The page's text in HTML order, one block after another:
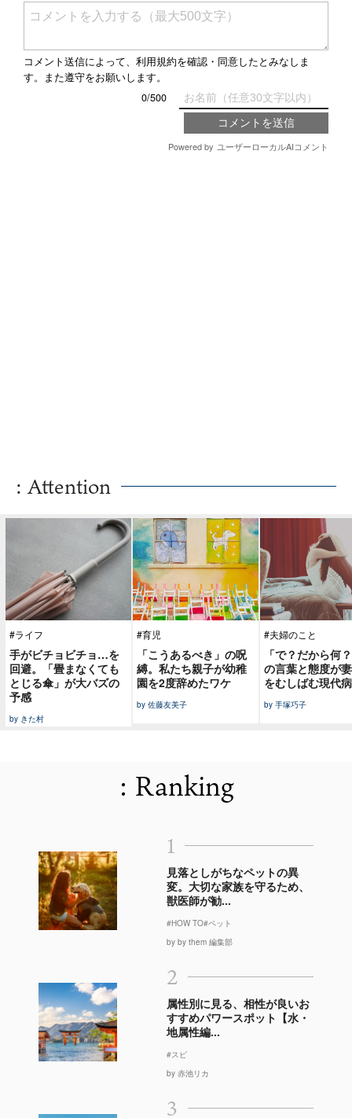
: Attention
#ライフ
手がビチョビチョ…を
回避。「畳まなくても
とじる傘」が大バズの
予感
by きた村
#育児
「こうあるべき」の呪
縛。私たち親子が幼稚
園を2度辞めたワケ
by 佐藤友美子
#夫婦のこと
「で？だから何
の言葉と態度が
をむしばむ現代病
by 手塚巧子
: Ranking
1
見落としがちなペットの異
変。大切な家族を守るため、
獣医師が勧...
#HOW TO#ペット
by by them 編集部
2
属性別に見る、相性が良いお
すすめパワースポット【水・
地属性編...
#スピ
by 赤池リカ
3